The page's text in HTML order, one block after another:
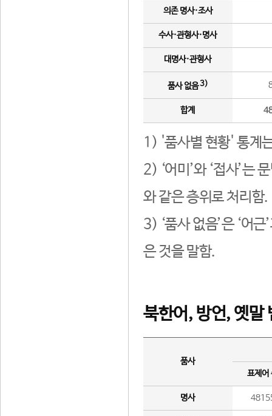
의존 명사·조사
수사·관형사·명사
대명사·관형사
품사 없음3)
합계
1) '품사별 현황' 통계
2) ‘어미’와 ‘접사’는
와 같은 층위로 처리함.
3) ‘품사 없음’은 ‘어
은 것을 말함.
북한어, 방언, 옛말
품사
표제어
명사